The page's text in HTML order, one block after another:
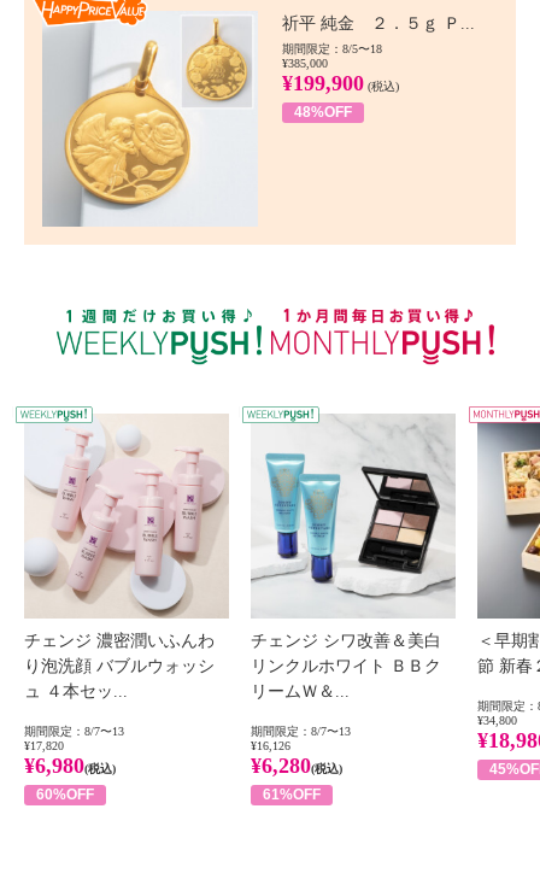
祈平 純金 ２．５ｇ Ｐ...
期間限定：8/5〜18
¥385,000
¥199,900 (税込)
48%OFF
WEEKLY PUSH
チェンジ 濃密潤いふんわ
り泡洗顔 バブルウォッシ
ュ ４本セッ...
期間限定：8/7〜13
¥17,820
¥6,980(税込)
60%OFF
チェンジ シワ改善＆美白
リンクルホワイト ＢＢク
リームＷ＆...
期間限定：8/7〜13
¥16,126
¥6,280(税込)
61%OFF
＜早期
節 新春
期間限定：
¥34,800